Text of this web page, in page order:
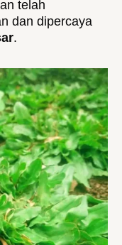
telah
dan dipercaya
.